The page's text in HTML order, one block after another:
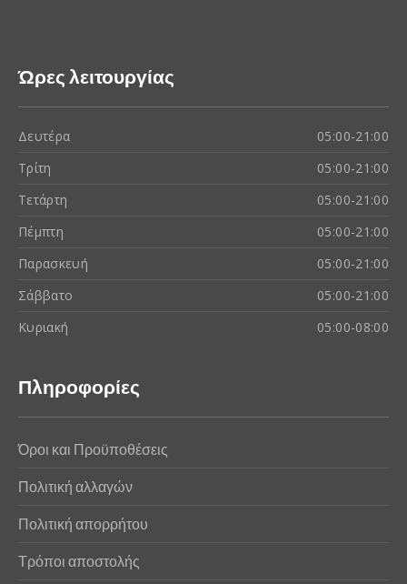
Ώρες λειτουργίας
Δευτέρα
05:00-21:00
Τρίτη
05:00-21:00
Τετάρτη
05:00-21:00
Πέμπτη
05:00-21:00
Παρασκευή
05:00-21:00
Σάββατο
05:00-21:00
Κυριακή
05:00-08:00
Πληροφορίες
Όροι και Προϋποθέσεις
Πολιτική αλλαγών
Πολιτική απορρήτου
Τρόποι αποστολής